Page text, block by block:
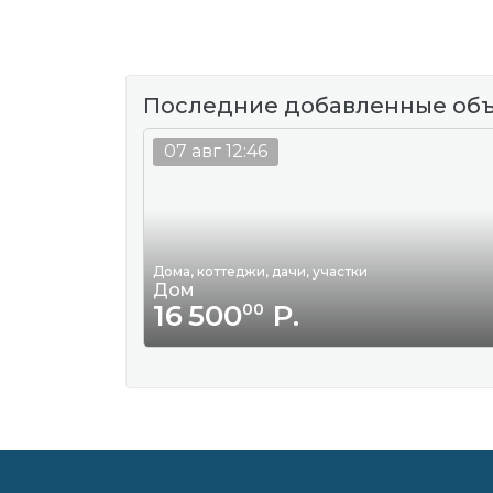
Последние добавленные
Дома, коттеджи, дачи, участки
Дом
16 50000 Р.
07 авг 12:46